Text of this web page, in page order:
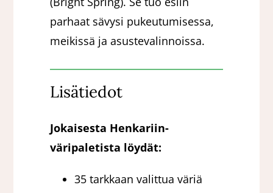
parhaat sävysi pukeutumisessa,
meikissä ja asustevalinnoissa.
Lisätiedot
Jokaisesta Henkariin-
väripaletista löydät:
35 tarkkaan valittua väriä